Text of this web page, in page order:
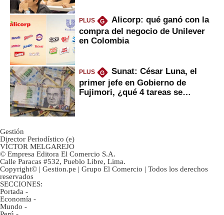
PLUS G
Alicorp: qué ganó con la
compra del negocio de Unilever
en Colombia
PLUS G
Sunat: César Luna, el
primer jefe en Gobierno de
Fujimori, ¿qué 4 tareas se
Gestión
Director Periodístico (e)
VÍCTOR MELGAREJO
© Empresa Editora El Comercio S.A.
Calle Paracas #532, Pueblo Libre, Lima.
Copyright© | Gestion.pe | Grupo El Comercio | Todos los derechos
reservados
SECCIONES:
Portada -
Economía -
Mundo -